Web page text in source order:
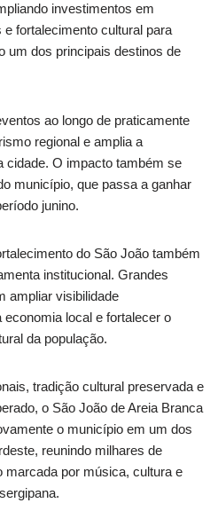
investimentos em
fortalecimento cultural para
um dos principais destinos de
ao longo de praticamente
regional e amplia a
cidade. O impacto também se
município, que passa a ganhar
junino.
do São João também
institucional. Grandes
ampliar visibilidade
local e fortalecer o
da população.
tradição cultural preservada e
o São João de Areia Branca
o município em um dos
reunindo milhares de
por música, cultura e